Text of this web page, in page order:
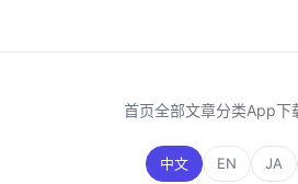
首页全部文章分类App下
中文 EN JA